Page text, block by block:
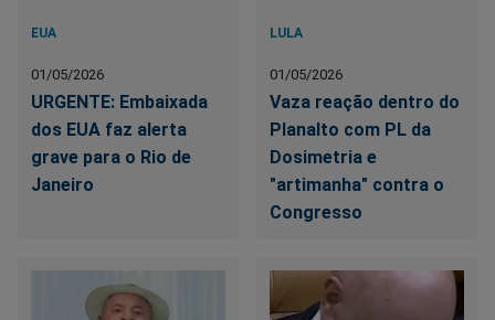
EUA
01/05/2026
URGENTE: Embaixada
dos EUA faz alerta
grave para o Rio de
Janeiro
LULA
01/05/2026
Vaza reação dentro do
Planalto com PL da
Dosimetria e
"artimanha" contra o
Congresso